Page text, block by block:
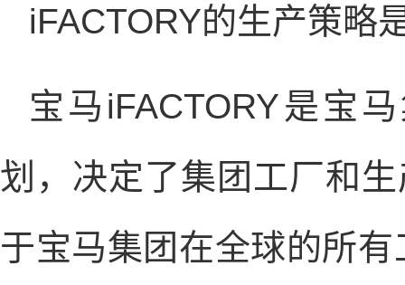
iFACTORY的生产策略
宝马iFACTORY是宝
划，决定了集团工厂和
于宝马集团在全球的所